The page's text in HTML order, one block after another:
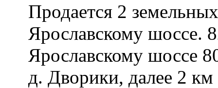
Продается 2
Ярославскому
Ярославскому шоссе
д. Дворики, далее 2